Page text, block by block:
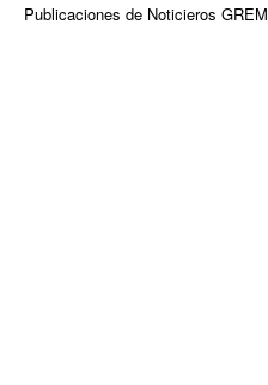
Publicaciones de Noticieros GREM